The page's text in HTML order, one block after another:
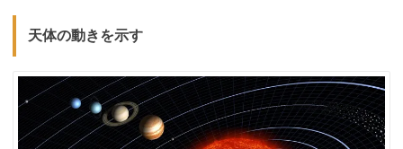
天体の動きを示す